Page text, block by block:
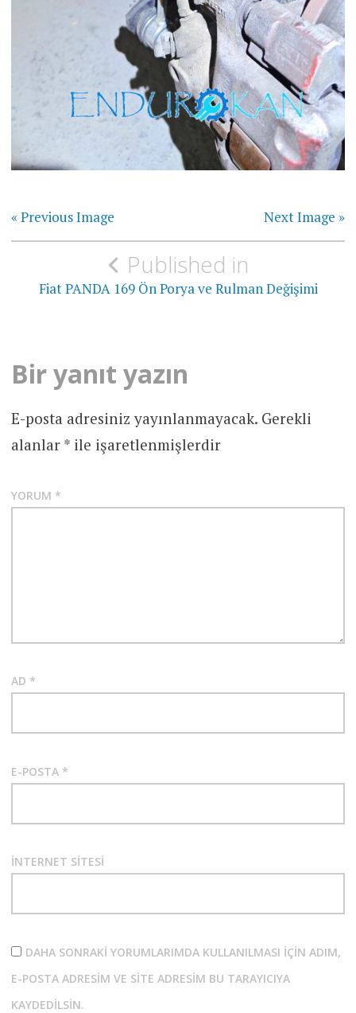
« Previous Image Next Image »
Yazı
gezinmesiPublished in
Fiat PANDA 169 Ön Porya ve Rulman Değişimi
Bir yanıt yazın
E-posta adresiniz yayınlanmayacak. Gerekli
alanlar *ile işaretlenmişlerdir
YORUM *
AD *
E-POSTA *
İNTERNET SITESI
DAHA SONRAKI YORUMLARIMDA KULLANILMASI IÇIN ADIM,
E-POSTA ADRESIM VE SITE ADRESIM BU TARAYICIYA
KAYDEDILSIN.